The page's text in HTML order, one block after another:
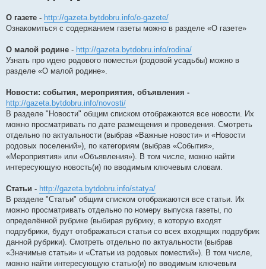
О газете - http://gazeta.bytdobru.info/o-gazete/
Ознакомиться с содержанием газеты можно в разделе «О газете»
О малой родине - http://gazeta.bytdobru.info/rodina/
Узнать про идею родового поместья (родовой усадьбы) можно в
разделе «О малой родине».
Новости: события, мероприятия, объявления -
http://gazeta.bytdobru.info/novosti/
В разделе "Новости" общим списком отображаются все новости. Их
можно просматривать по дате размещения и проведения. Смотреть
отдельно по актуальности (выбрав «Важные новости» и «Новости
родовых поселений»), по категориям (выбрав «События»,
«Мероприятия» или «Объявления»). В том числе, можно найти
интересующую новость(и) по вводимым ключевым словам.
Статьи - http://gazeta.bytdobru.info/statya/
В разделе "Статьи" общим списком отображаются все статьи. Их
можно просматривать отдельно по номеру выпуска газеты, по
определённой рубрике (выбирая рубрику, в которую входят
подрубрики, будут отображаться статьи со всех входящих подрубрик
данной рубрики). Смотреть отдельно по актуальности (выбрав
«Значимые статьи» и «Статьи из родовых поместий»). В том числе,
можно найти интересующую статью(и) по вводимым ключевым